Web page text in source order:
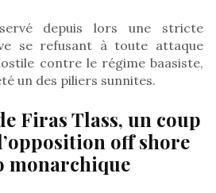
depuis lors une stricte
se refusant à toute attaque
contre le régime baasiste,
un des piliers sunnites.
Firas Tlass, un coup
off shore
monarchique